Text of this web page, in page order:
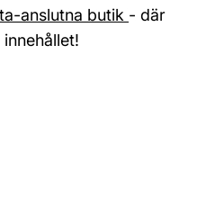
anslutna butik - där